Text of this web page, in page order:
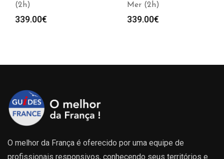
(2h)
339.00€
Mer (2h)
339.00€
O melhor da França é oferecido por uma equipe de
profissionais responsivos, conhecendo seus territórios e